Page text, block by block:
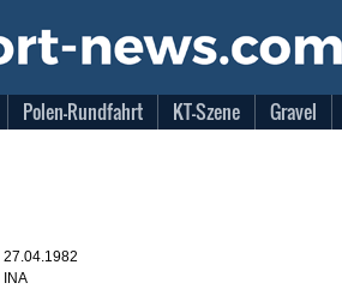
Polen-Rundfahrt KT-Szene Gravel
27.04.1982
INA